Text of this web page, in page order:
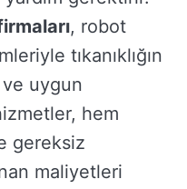
, robot
tıkanıklığın
ve uygun
hem
gereksiz
maliyetleri